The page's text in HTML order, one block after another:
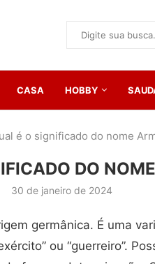
CASA HOBBY
é o significado do nome
DO
30 de janeiro de 2024
germânica. É uma
ou “guerreiro”.